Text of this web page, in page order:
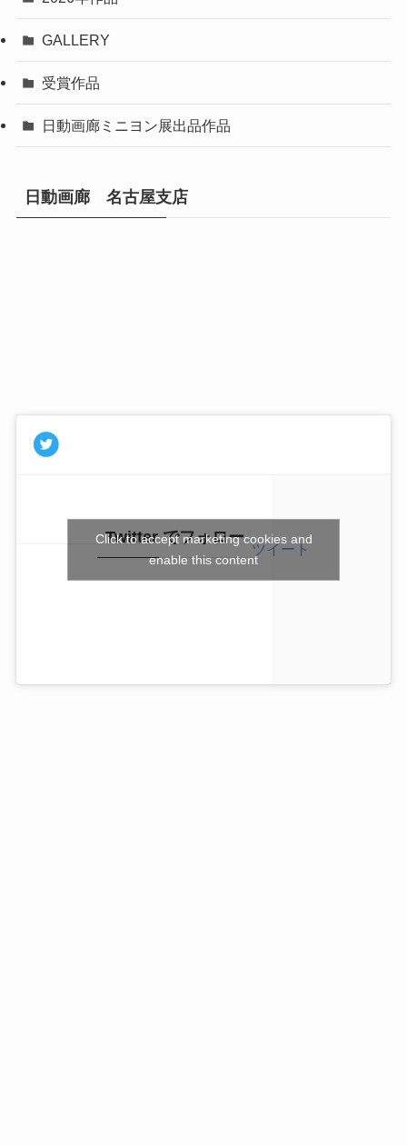
GALLERY
受賞作品
日動画廊ミニヨン展出品作品
日動画廊 名古屋支店
Twitter でフォロー
ツイート
Click to accept marketing cookies and
enable this content